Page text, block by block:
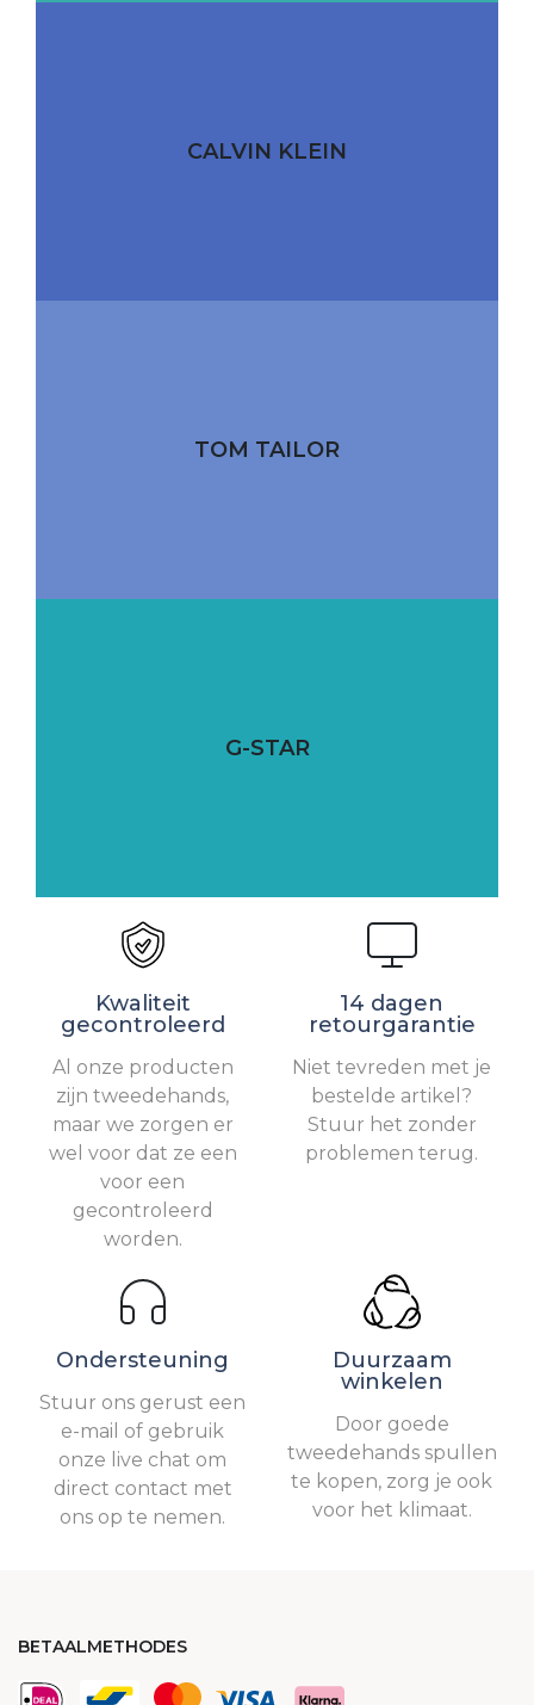
CALVIN KLEIN
TOM TAILOR
G-STAR
Kwaliteit
gecontroleerd
Al onze producten
zijn tweedehands,
maar we zorgen er
wel voor dat ze een
voor een
gecontroleerd
worden.
14 dagen
retourgarantie
Niet tevreden met je
bestelde artikel?
Stuur het zonder
problemen terug.
Ondersteuning
Stuur ons gerust een
e-mail of gebruik
onze live chat om
direct contact met
ons op te nemen.
Duurzaam
winkelen
Door goede
tweedehands spullen
te kopen, zorg je ook
voor het klimaat.
BETAALMETHODES